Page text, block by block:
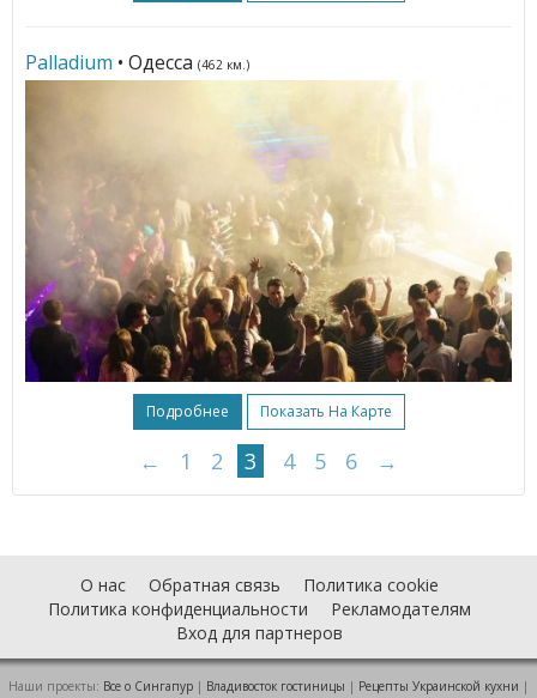
Palladium • Одесса (462 км.)
Подробнее Показать На Карте
← 1 2 3 4 5 6 →
О нас Обратная связь
Политика cookie
Политика конфиденциальности
Рекламодателям
Вход для партнеров
Наши проекты: Все о Cингапур | Владивосток гостиницы | Рецепты Украинской кухни |